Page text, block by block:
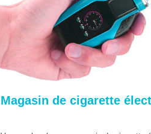
Magasin de cigarette